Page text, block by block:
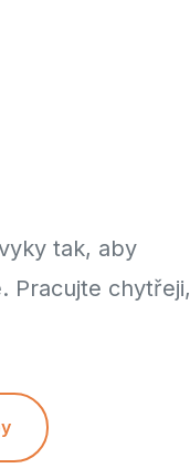
tak, aby
Pracujte chytřeji,